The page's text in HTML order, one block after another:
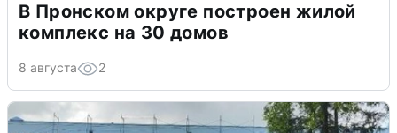
В Пронском округе построен жилой
комплекс на 30 домов
8 августа 2